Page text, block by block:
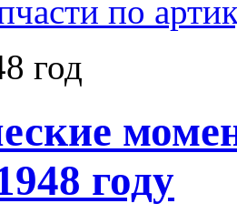
по
год
году